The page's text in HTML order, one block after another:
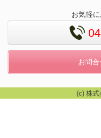
お気軽
お問
(c) 株式